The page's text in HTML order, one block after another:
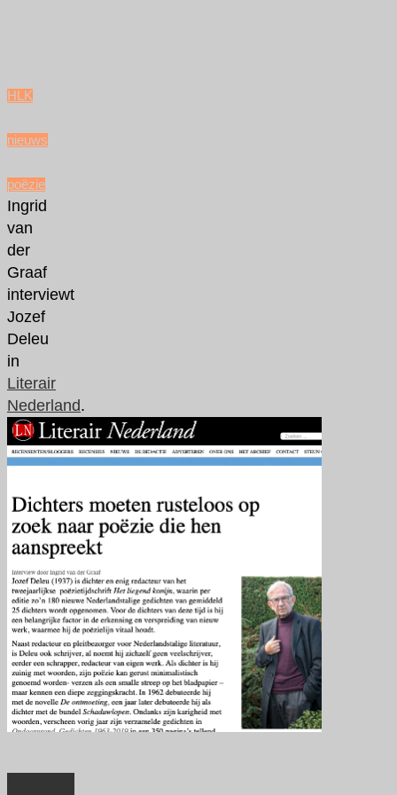
HLK
nieuws
poëzie
Ingrid
van
der
Graaf
interviewt
Jozef
Deleu
in
Literair
Nederland.